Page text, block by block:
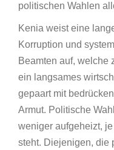
politischen Wahlen
Kenia weist eine
Korruption und
Beamten auf, welche
ein langsames
gepaart mit
Armut. Politische
weniger aufgeheizt,
steht. Diejenigen, die